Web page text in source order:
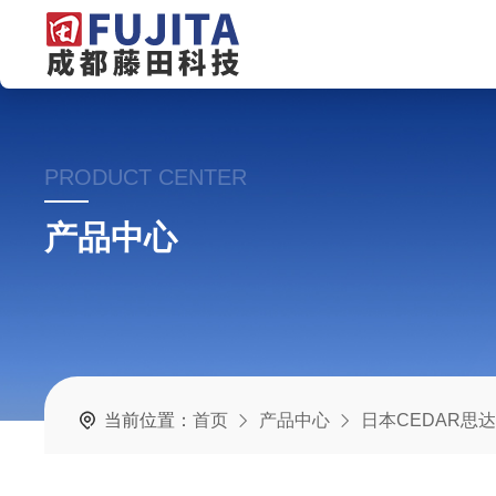
PRODUCT CENTER
产品中心
当前位置：首页 产品中心 日本CEDAR思达